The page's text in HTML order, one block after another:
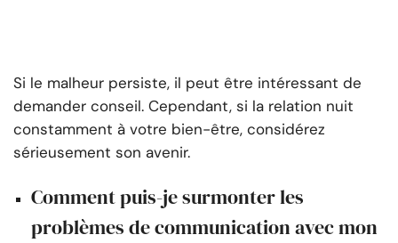
Si le malheur persiste, il peut être intéressant de
demander conseil. Cependant, si la relation nuit
constamment à votre bien-être, considérez
sérieusement son avenir.
Comment puis-je surmonter les
problèmes de communication avec mon